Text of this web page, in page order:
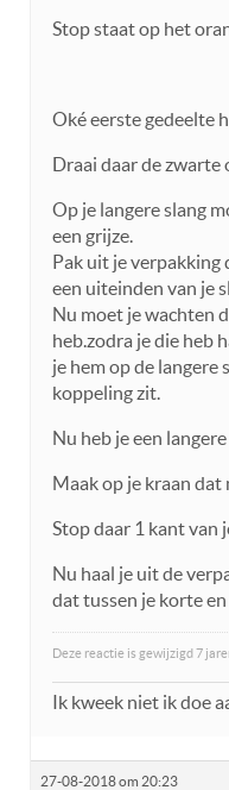
Stop staat op het
Oké eerste gedeelte
Draai daar de zwarte
Op je langere slang
een grijze.
Pak uit je verpakking
een uiteinden van je
Nu moet je wachten
heb.zodra je die heb
je hem op de langere
koppeling zit.
Nu heb je een
Maak op je kraan dat
Stop daar 1 kant van
Nu haal je uit de
dat tussen je korte en
Deze reactie is gewijzigd 7
Ik kweek niet ik doe
27-08-2018 om 20:23